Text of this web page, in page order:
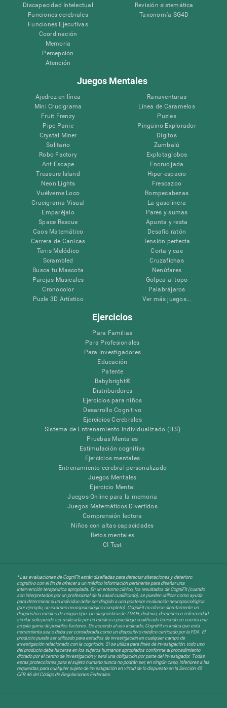
Discapacidad Intelectual
Funciones cerebrales
Funciones Ejecutivas
Coordinación
Memoria
Percepción
Atención
Revisión sistemática
Taxonomía SG4D
Juegos Mentales
Ajedrez en línea
Mini Crucigrama
Fruit Frenzy
Pipe Panic
Crystal Miner
Solitario
Robo Factory
Ant Escape
Treasure Island
Neon Lights
Vuélveme Loco
Crucigrama Visual
Emparéjalo
Space Rescue
Caos Matemático
Carrera de Canicas
Tenis Melódico
Scrambled
Busca tu Mascota
Parejas Musicales
Cronocolor
Puzle 3D Artístico
Ranaventuras
Línea de Caramelos
Puzles
Pingüino Explorador
Dígitos
Zumbalú
Explotaglobos
Encrucijada
Hiper-espacio
Frescazoo
Rompecabezas
La gasolinera
Pares y sumas
Apunta y resta
Desafío ratón
Tensión perfecta
Corta y cae
Cruzafichas
Nenúfares
Golpea al topo
Palabrájaros
Ver más juegos...
Ejercicios
Para Familias
Para Profesionales
Para investigadores
Educación
Patente
Babybright®
Distribuidores
Ejercicios para niños
Desarrollo Cognitivo
Ejercicios Cerebrales
Sistema de Entrenamiento Individualizado (ITS)
Pruebas Mentales
Estimulación cognitiva
Ejercicios mentales
Entrenamiento cerebral personalizado
Juegos Mentales
Ejercicio Mental
Juegos Online para la memoria
Juegos Matemáticos Divertidos
Comprensión lectora
Niños con altas capacidades
Retos mentales
CI Test
* Las evaluaciones de CogniFit están diseñadas para detectar alteraciones y deterioro
cognitivo con el fin de ofrecer a un médico información pertinente para diseñar una
intervención terapéutica apropiada. En un entorno clínico, los resultados de CogniFit (cuando
son interpretados por un profesional de la salud cualificado), se pueden utilizar como ayuda
para determinar si un individuo debe ser dirigido a una posterior evaluación neuropsicológica
(por ejemplo, un examen neuropsicológico completo). CogniFit no ofrece directamente un
diagnóstico médico de ningún tipo. Un diagnóstico de TDAH, dislexia, demencia o enfermedad
similar sólo puede ser realizada por un médico o psicólogo cualificado teniendo en cuenta una
amplia gama de posibles factores. De acuerdo al uso indicado, CogniFit no indica que esta
herramienta sea o deba ser considerada como un dispositivo médico certicado por la FDA. El
producto puede ser utilizado para estudios de investigación en cualquier campo de
investigación relacionado con la cognición. Si se utiliza para fines de investigación, todo uso
del producto debe hacerse en los sujetos humanos apropiados conforme al procedimiento
dictado por el centro de investigación y será una obligación por parte del investigador. Todas
estas protecciones para el sujeto humano nunca no podrán ser, en ningún caso, inferiores a las
requeridas para cualquier sujeto de investigación en virtud de lo dispuesto en la Sección 45
CFR 46 del Código de Regulaciones Federales.